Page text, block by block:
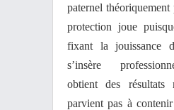
paternel théoriquement
protection joue
fixant la jouissance
s’insère
obtient des résultats
parvient pas à